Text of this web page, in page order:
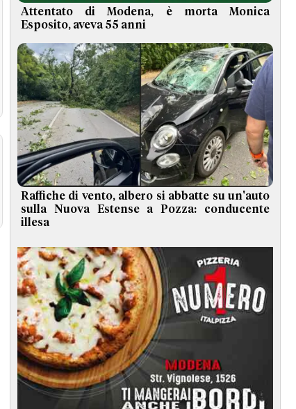
Attentato di Modena, è morta Monica
Esposito, aveva 55 anni
Raffiche di vento, albero si abbatte su un'auto
sulla Nuova Estense a Pozza: conducente
illesa